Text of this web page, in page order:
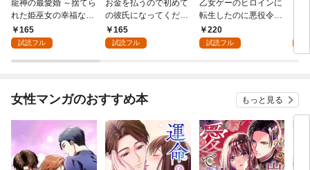
龍神の最愛婚 ～捨てら
れた姫巫女の幸福な嫁
入り～: 1
165
試読フル
お金を払うので初めて
の彼氏になってくださ
い: 1
165
試読フル
乙女ゲーのヒロインに
転生したのに悪役令嬢
の弟（攻略対象外）に
執着えっちされるんで
220
試読フル
た
女性マンガのおすすめ本 もっと見る